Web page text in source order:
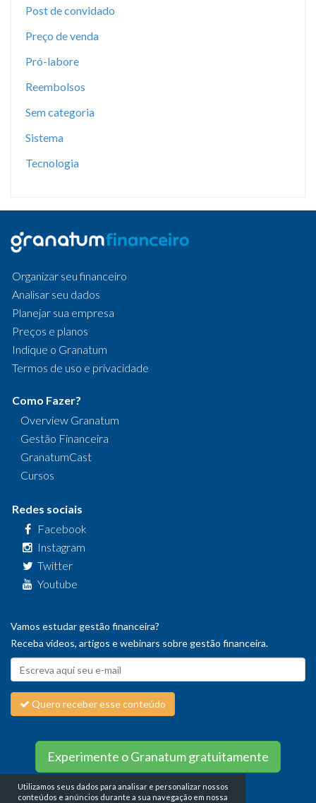
Post de convidado
Preço de venda
Pró-labore
Reembolsos
Sem categoria
Sistema
Tecnologia
Organizar seu financeiro
Analisar seu dados
Planejar sua empresa
Preços e planos
Indique o Granatum
Termos de uso e privacidade
Como Fazer?
Overview Granatum
Gestão Financeira
GranatumCast
Cursos
Redes sociais
Facebook
Instagram
Twitter
Youtube
Vamos estudar gestão financeira?
Receba vídeos, artigos e webinars sobre gestão financeira.
Quero receber esse conteúdo
Experimente o Granatum gratuitamente
Utilizamos seus dados para analisar e personalizar nossos
conteúdos e anúncios durante a sua navegação em nossa